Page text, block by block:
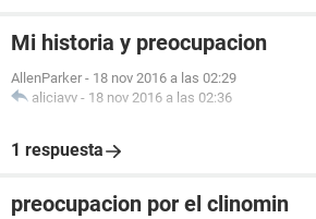
Mi historia y preocupacion
AllenParker - 18 nov 2016 a las 02:29
aliciavv - 18 nov 2016 a las 02:36
1 respuesta
preocupacion por el clinomin